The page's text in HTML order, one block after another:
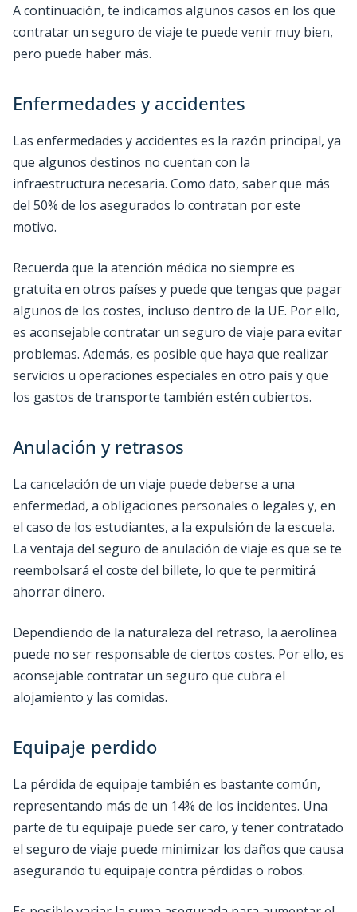
A continuación, te indicamos algunos casos en los que
contratar un seguro de viaje te puede venir muy bien,
pero puede haber más.
Enfermedades y accidentes
Las enfermedades y accidentes es la razón principal, ya
que algunos destinos no cuentan con la
infraestructura necesaria. Como dato, saber que más
del 50% de los asegurados lo contratan por este
motivo.
Recuerda que la atención médica no siempre es
gratuita en otros países y puede que tengas que pagar
algunos de los costes, incluso dentro de la UE. Por ello,
es aconsejable contratar un seguro de viaje para evitar
problemas. Además, es posible que haya que realizar
servicios u operaciones especiales en otro país y que
los gastos de transporte también estén cubiertos.
Anulación y retrasos
La cancelación de un viaje puede deberse a una
enfermedad, a obligaciones personales o legales y, en
el caso de los estudiantes, a la expulsión de la escuela.
La ventaja del seguro de anulación de viaje es que se te
reembolsará el coste del billete, lo que te permitirá
ahorrar dinero.
Dependiendo de la naturaleza del retraso, la aerolínea
puede no ser responsable de ciertos costes. Por ello, es
aconsejable contratar un seguro que cubra el
alojamiento y las comidas.
Equipaje perdido
La pérdida de equipaje también es bastante común,
representando más de un 14% de los incidentes. Una
parte de tu equipaje puede ser caro, y tener contratado
el seguro de viaje puede minimizar los daños que causa
asegurando tu equipaje contra pérdidas o robos.